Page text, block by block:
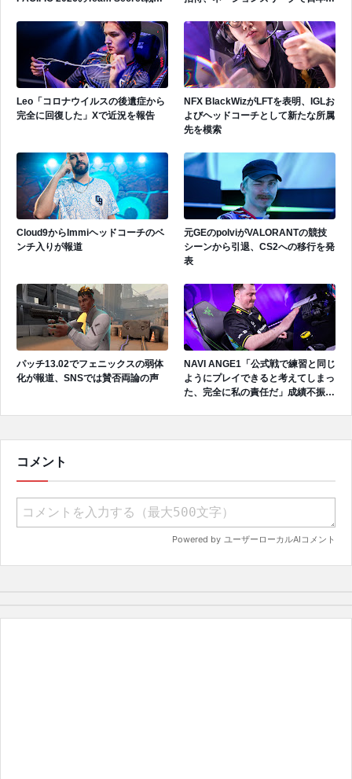
Leo「コロナウイルスの後遺症から
完全に回復した」Xで近況を報告
NFX BlackWizがLFTを表明、IGLお
よびヘッドコーチとして新たな所属
先を模索
Cloud9からImmiヘッドコーチのベ
ンチ入りが報道
元GEのpolviがVALORANTの競技
シーンから引退、CS2への移行を発
表
パッチ13.02でフェニックスの弱体
化が報道、SNSでは賛否両論の声
NAVI ANGE1「公式戦で練習と同じ
ようにプレイできると考えてしまっ
た、完全に私の責任だ」成績不振を
コメント